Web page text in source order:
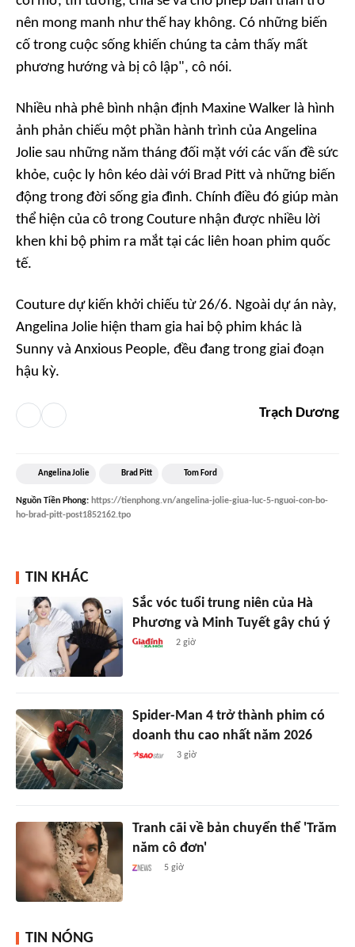
nên mong manh như thế hay không. Có những biến
cố trong cuộc sống khiến chúng ta cảm thấy mất
phương hướng và bị cô lập", cô nói.
Nhiều nhà phê bình nhận định Maxine Walker là hình
ảnh phản chiếu một phần hành trình của Angelina
Jolie sau những năm tháng đối mặt với các vấn đề sức
khỏe, cuộc ly hôn kéo dài với Brad Pitt và những biến
động trong đời sống gia đình. Chính điều đó giúp màn
thể hiện của cô trong Couture nhận được nhiều lời
khen khi bộ phim ra mắt tại các liên hoan phim quốc
tế.
Couture dự kiến khởi chiếu từ 26/6. Ngoài dự án này,
Angelina Jolie hiện tham gia hai bộ phim khác là
Sunny và Anxious People, đều đang trong giai đoạn
hậu kỳ.
Trạch Dương
Angelina Jolie Brad Pitt Tom Ford
Nguồn Tiền Phong: https://tienphong.vn/angelina-jolie-giua-luc-5-nguoi-con-bo-
ho-brad-pitt-post1852162.tpo
TIN KHÁC
Sắc vóc tuổi trung niên của Hà
Phương và Minh Tuyết gây chú ý
2 giờ
Spider-Man 4 trở thành phim có
doanh thu cao nhất năm 2026
3 giờ
Tranh cãi về bản chuyển thể 'Trăm
năm cô đơn'
5 giờ
TIN NÓNG